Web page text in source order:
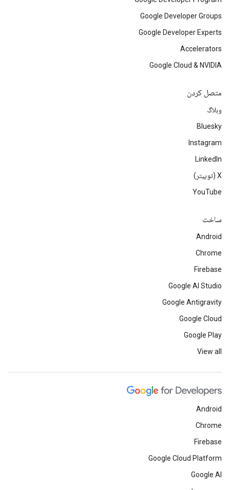
Google Developer Groups
Google Developer Experts
Accelerators
Google Cloud & NVIDIA
متصل کردن
وبلاگ
Bluesky
Instagram
LinkedIn
‫X (توییتر)
YouTube
ساخت
Android
Chrome
Firebase
Google AI Studio
Google Antigravity
Google Cloud
Google Play
View all
Android
Chrome
Firebase
Google Cloud Platform
Google AI